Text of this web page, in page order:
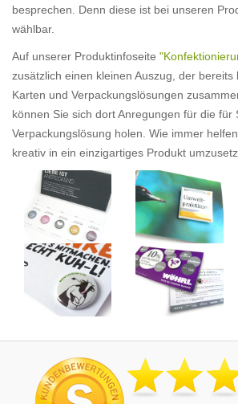
besprechen. Denn diese ist bei unseren
wählbar.
Auf unserer Produktinfoseite
zusätzlich einen kleinen Auszug, der bereits
Karten und Verpackungslösungen
können Sie sich dort Anregungen für die für
Verpackungslösung holen. Wie immer
kreativ in ein einzigartiges Produkt